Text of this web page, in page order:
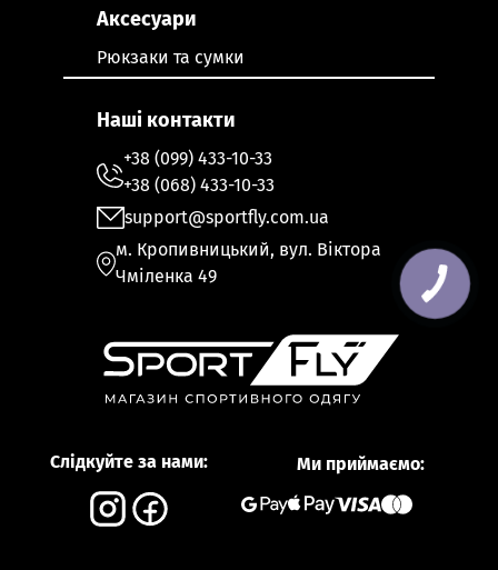
Слідкуйте за нами: Ми приймаємо:
Аксесуари
Рюкзаки та сумки
Наші контакти
+38 (099) 433-10-33
+38 (068) 433-10-33
support@sportfly.com.ua
м. Кропивницький, вул. Віктора
Чміленка 49